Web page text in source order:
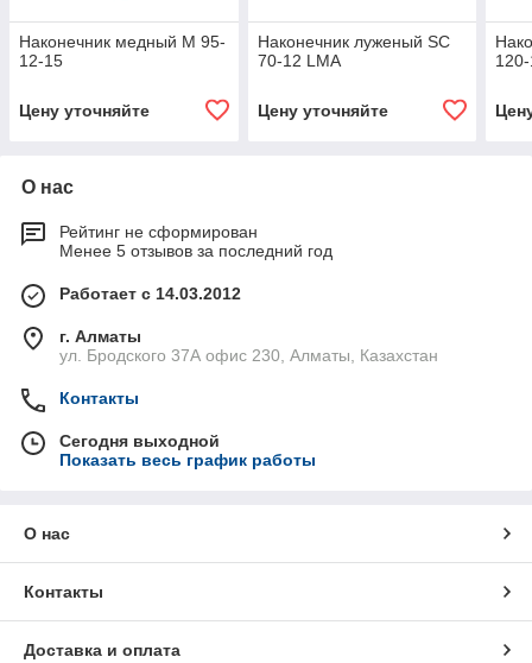
Наконечник медный М 95-
12-15
Цену уточняйте
Наконечник луженый SC
70-12 LMA
Цену уточняйте
О нас
Рейтинг не сформирован
Менее 5 отзывов за последний год
Работает с 14.03.2012
г. Алматы
ул. Бродского 37А офис 230, Алматы, Казахстан
Контакты
Сегодня выходной
Показать весь график работы
О нас
Контакты
Доставка и оплата